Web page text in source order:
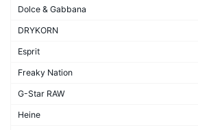
Dolce & Gabbana
DRYKORN
Esprit
Freaky Nation
G-Star RAW
Heine